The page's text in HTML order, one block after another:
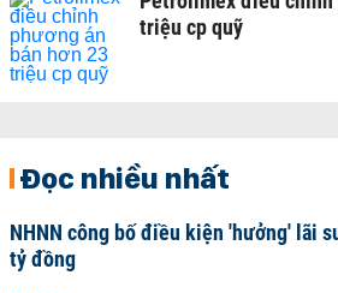
triệu cp quỹ
Đọc nhiều nhất
NHNN công bố điều kiện 'hưởng' lãi
tỷ đồng